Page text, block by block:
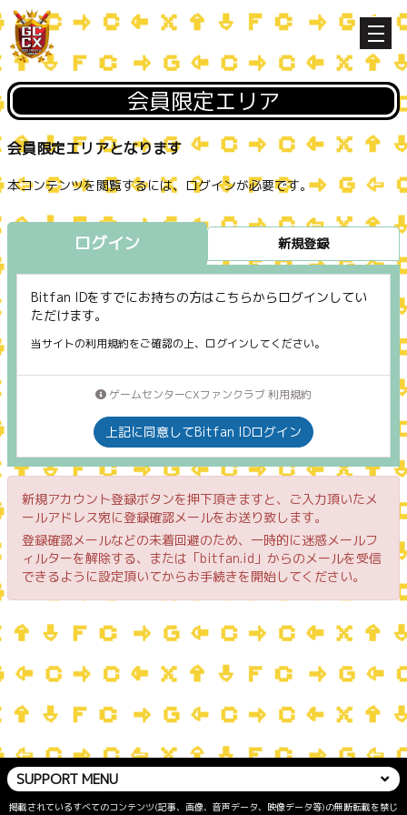
会員限定エリア
会員限定エリアとなります
本コンテンツを閲覧するには、ログインが必要です。
ログイン 新規登録
Bitfan IDをすでにお持ちの方はこちらからログインしてい
ただけます。
当サイトの利用規約をご確認の上、ログインしてください。
ゲームセンターCXファンクラブ 利用規約
上記に同意してBitfan IDログイン
新規アカウント登録ボタンを押下頂きますと、ご入力頂いたメ
ールアドレス宛に登録確認メールをお送り致します。
登録確認メールなどの未着回避のため、一時的に迷惑メールフ
ィルターを解除する、または「bitfan.id」からのメールを受信
できるように設定頂いてからお手続きを開始してください。
SUPPORT MENU
掲載されているすべてのコンテンツ(記事、画像、音声データ、映像データ等)の無断転載を禁じ